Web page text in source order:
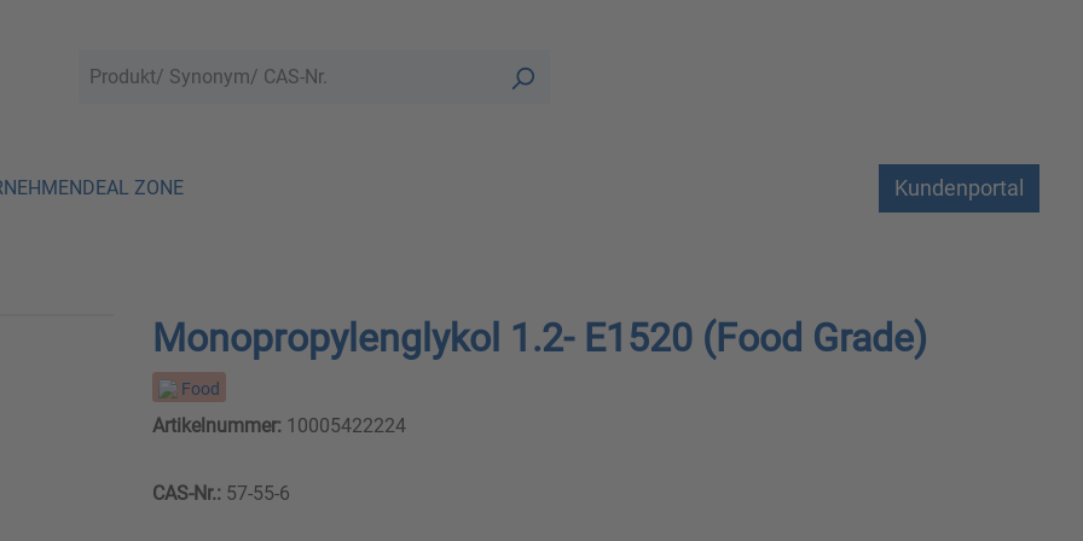
DEAL ZONE Kundenportal
Monopropylenglykol 1.2- E1520 (Food Grade)
Food
Artikelnummer:10005422224
CAS-Nr.:57-55-6